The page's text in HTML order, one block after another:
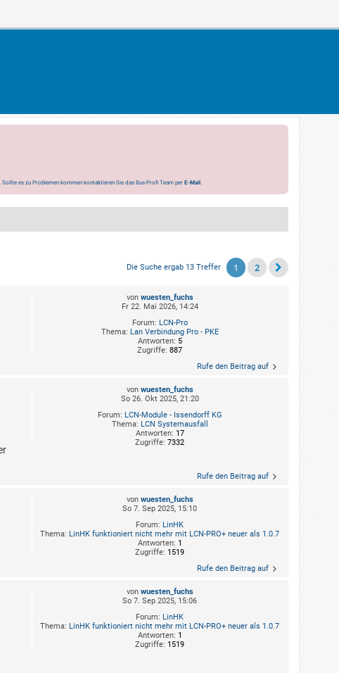
Sollte es zu Problemen kommen kontaktieren Sie das Bus-Profi Team per E-Mail.
Die Suche ergab 13 Treffer 1 2
von wuesten_fuchs
Fr 22. Mai 2026, 14:24
Forum: LCN-Pro
Thema: Lan Verbindung Pro - PKE
Antworten: 5
Zugriffe: 887
Rufe den Beitrag auf
von wuesten_fuchs
So 26. Okt 2025, 21:20
Forum: LCN-Module - Issendorff KG
Thema: LCN Systemausfall
Antworten: 17
Zugriffe: 7332
Rufe den Beitrag auf
von wuesten_fuchs
So 7. Sep 2025, 15:10
Forum: LinHK
Thema: LinHK funktioniert nicht mehr mit LCN-PRO+ neuer als 1.0.7
Antworten: 1
Zugriffe: 1519
Rufe den Beitrag auf
von wuesten_fuchs
So 7. Sep 2025, 15:06
Forum: LinHK
Thema: LinHK funktioniert nicht mehr mit LCN-PRO+ neuer als 1.0.7
Antworten: 1
Zugriffe: 1519